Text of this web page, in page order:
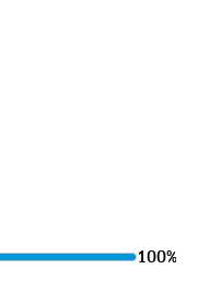
100%